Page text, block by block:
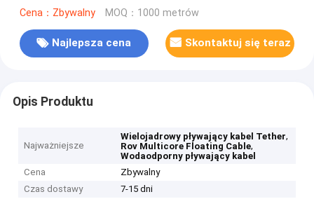
miedzianą do podwodnego wiązania ROV
Cena：Zbywalny MOQ：1000 metrów
Najlepsza cena Skontaktuj się teraz
Opis Produktu
Najważniejsze
Wielojadrowy pływający kabel Tether,
Rov Multicore Floating Cable,
Wodaodporny pływający kabel
Cena
Zbywalny
Czas dostawy
7-15 dni